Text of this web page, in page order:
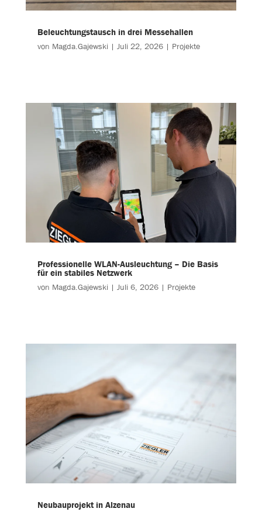
Beleuchtungstausch in drei Messehallen
von Magda.Gajewski| Juli 22, 2026| Projekte
Professionelle WLAN-Ausleuchtung – Die Basis
für ein stabiles Netzwerk
von Magda.Gajewski| Juli 6, 2026| Projekte
Neubauprojekt in Alzenau